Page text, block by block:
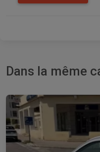
Dans la même